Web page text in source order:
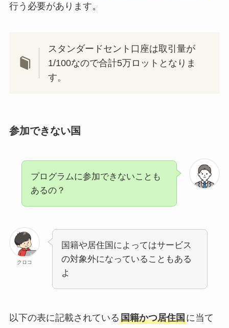
行う必要があります。
スタンダードセント口座は取引量が
1/100なので合計5万ロットとなりま
す。
参加できない国
プログラムに参加できないことも
あるの？
クロコ
国籍や居住国によってはサービス
の対象外になっていることもある
よ
以下の表に記載されている国籍かつ居住国に当て